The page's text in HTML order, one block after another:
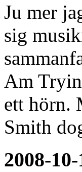
Ju mer
sig
Am
ett hörn.
Smith
2008-10-